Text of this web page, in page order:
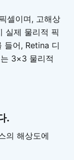
셀이며, 고해상
실제 물리적 픽
들어, Retina 디
3×3 물리적
.
의 해상도에